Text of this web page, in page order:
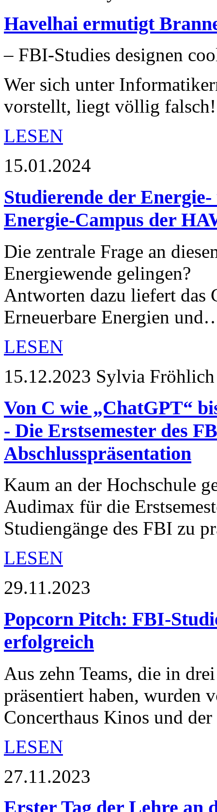
Havelhai ermutigt
– FBI-Studies designen
Wer sich unter
vorstellt, liegt völlig
LESEN
15.01.2024
Studierende der
Energie-Campus der
Die zentrale Frage an
Energiewende gelingen?
Antworten dazu liefert das
Erneuerbare Energien
LESEN
15.12.2023 Sylvia Fröhlich
Von C wie „ChatGPT“
- Die Erstsemester des
Abschlusspräsentation
Kaum an der Hochschule
Audimax für die
Studiengänge des FBI zu
LESEN
29.11.2023
Popcorn Pitch: FBI-
erfolgreich
Aus zehn Teams, die in
präsentiert haben, wurden
Concerthaus Kinos und
LESEN
27.11.2023
Erster Tag der Lehre an